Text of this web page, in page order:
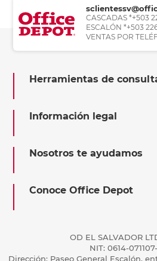
CASCADAS *+503
ESCALÓN *+503
VENTAS POR
Herramientas de
Información legal
Nosotros te ayudamos
Conoce Office Depot
OD EL SALVADOR
NIT: 0614-
Dirección: Paseo General Escalón,